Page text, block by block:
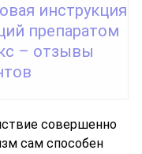
инструкция
препаратом
– отзывы
совершенно
сам способен